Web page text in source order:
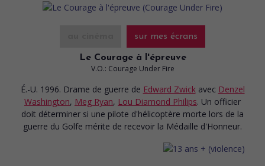
sur mes écrans
Le Courage à l'épreuve
V.O.: Courage Under Fire
É.-U. 1996. Drame de guerre de Edward Zwick avec Denzel
Washington, Meg Ryan, Lou Diamond Philips. Un officier
doit déterminer si une pilote d'hélicoptère morte lors de la
guerre du Golfe mérite de recevoir la Médaille d'Honneur.